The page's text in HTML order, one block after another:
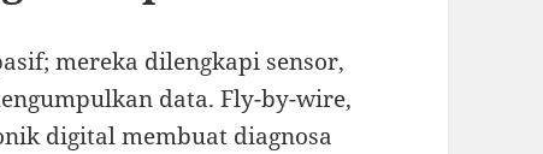
mereka dilengkapi sensor,
data. Fly-by-wire,
digital membuat diagnosa